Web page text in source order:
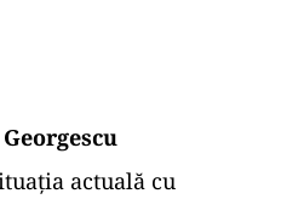
actuală cu